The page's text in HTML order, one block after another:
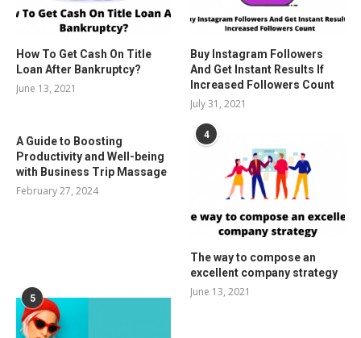
How To Get Cash On Title
Loan After Bankruptcy?
June 13, 2021
Buy Instagram Followers
And Get Instant Results If
Increased Followers Count
July 31, 2021
A Guide to Boosting
Productivity and Well-being
with Business Trip Massage
February 27, 2024
4
The way to compose an
excellent company strategy
June 13, 2021
5